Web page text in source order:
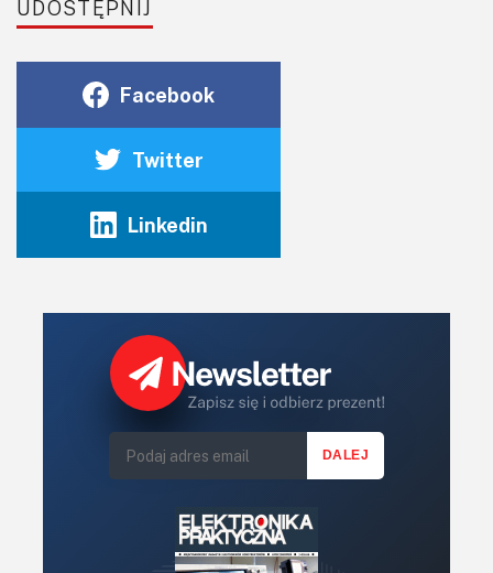
UDOSTĘPNIJ
Facebook
Twitter
Linkedin